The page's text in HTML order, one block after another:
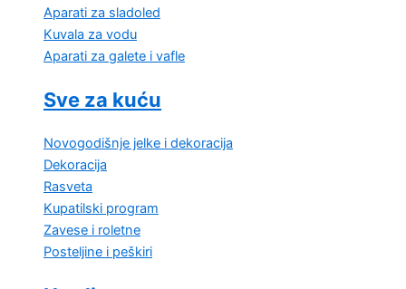
Aparati za sladoled
Kuvala za vodu
Aparati za galete i vafle
Sve za kuću
Novogodišnje jelke i dekoracija
Dekoracija
Rasveta
Kupatilski program
Zavese i roletne
Posteljine i peškiri